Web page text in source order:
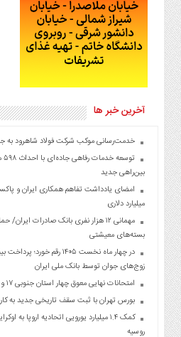
آخرین خبر ها
خدمت‌رسانی موکب شرکت فولاد شاهرود به
بین‌راهی جدید
میلیارد دلاری
مهمانی ۱۲ هزار نفری بانک صادرات
بسته‌های معیشتی
زوج‌های جوان توسط بانک ملی ایران
امتحانات نهایی معوق چهار استان جنوبی ۱۷ و ۲۰ مرداد برگزار می شود
بورس تهران با ثبت سقف تاریخی جدید به کار
کمک ۱.۴ میلیارد یورویی اتحادیه اروپا
روسیه